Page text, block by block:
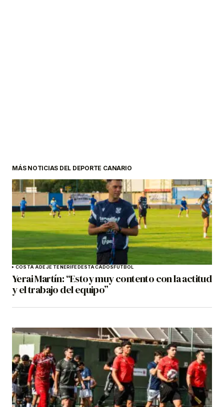
MÁS NOTICIAS DEL DEPORTE CANARIO
COSTA ADEJE TENERIFEDESTACADOSFÚTBOL
Yerai Martín: “Estoy muy contento con la actitud
y el trabajo del equipo”